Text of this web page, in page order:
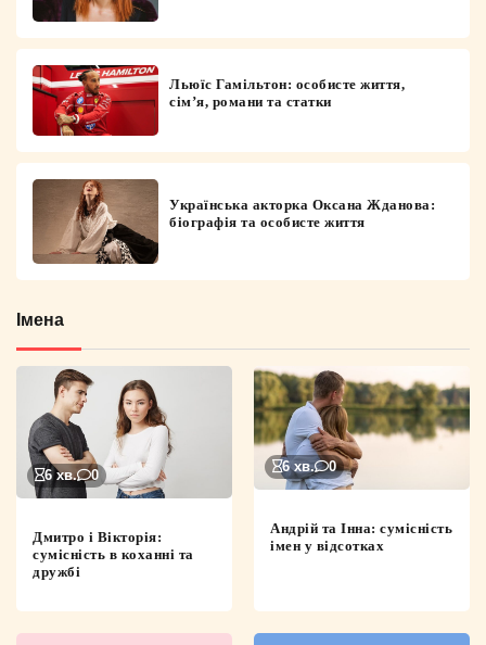
Льюїс Гамільтон: особисте життя,
сім’я, романи та статки
Українська акторка Оксана Жданова:
біографія та особисте життя
Імена
6 хв. 0
Дмитро і Вікторія:
сумісність в коханні та
дружбі
6 хв. 0
Андрій та Інна: сумісність
імен у відсотках